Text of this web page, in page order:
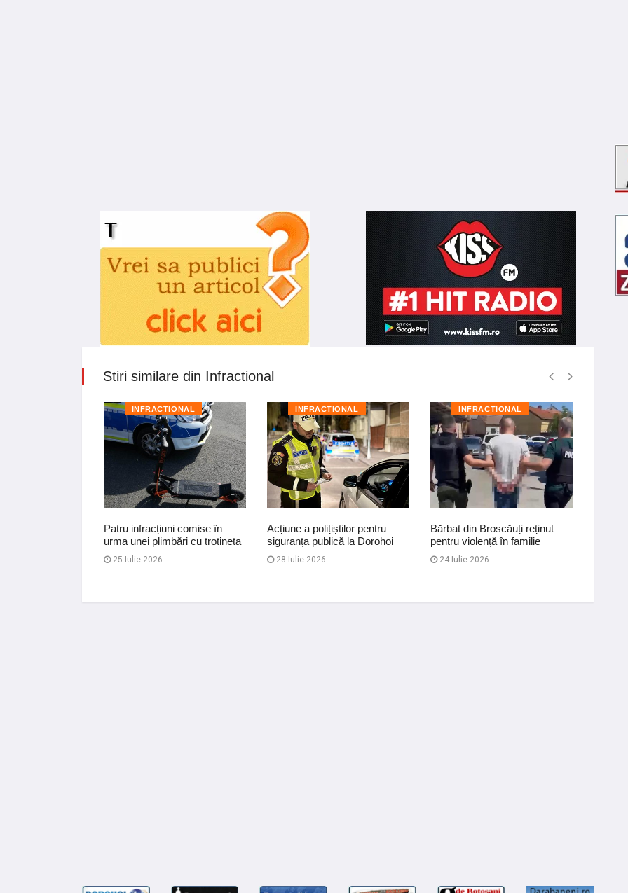
Stiri similare din Infractional
INFRACTIONAL
Patru infracțiuni comise în
urma unei plimbări cu trotineta
25 Iulie 2026
INFRACTIONAL
Acțiune a polițiștilor pentru
siguranța publică la Dorohoi
28 Iulie 2026
INFRACTIONAL
Bărbat din Broscăuți reținut
pentru violență în familie
24 Iulie 2026
și